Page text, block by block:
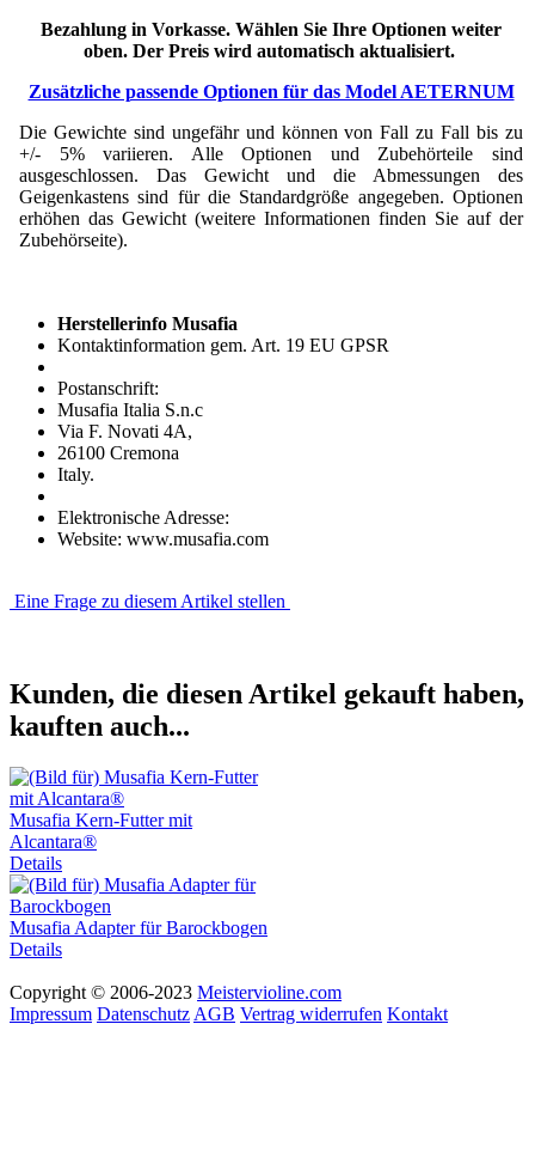
Bezahlung in Vorkasse. Wählen Sie Ihre Optionen weiter
oben. Der Preis wird automatisch aktualisiert.
Zusätzliche passende Optionen für das Model AETERNUM
Die Gewichte sind ungefähr und können von Fall zu Fall bis zu
+/- 5% variieren. Alle Optionen und Zubehörteile sind
ausgeschlossen. Das Gewicht und die Abmessungen des
Geigenkastens sind für die Standardgröße angegeben. Optionen
erhöhen das Gewicht (weitere Informationen finden Sie auf der
Zubehörseite).
Herstellerinfo Musafia
Kontaktinformation gem. Art. 19 EU GPSR
Postanschrift:
Musafia Italia S.n.c
Via F. Novati 4A,
26100 Cremona
Italy.
Elektronische Adresse:
Website: www.musafia.com
Eine Frage zu diesem Artikel stellen
Kunden, die diesen Artikel gekauft haben,
kauften auch...
Musafia Kern-Futter mit
Alcantara®
Details
Musafia Adapter für Barockbogen
Details
Copyright © 2006-2023 Meistervioline.com
Impressum Datenschutz AGB Vertrag widerrufen Kontakt